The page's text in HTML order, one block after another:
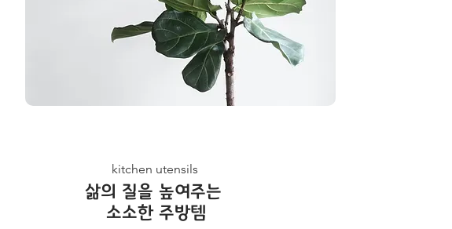
kitchen utensils
​삶의 질을 높여주는
소소한 주방템